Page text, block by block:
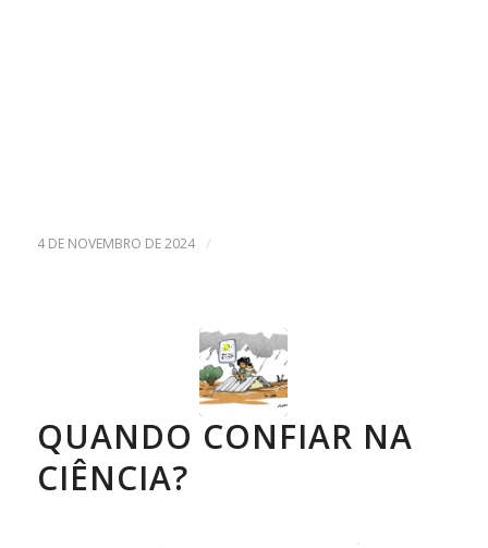
4 DE NOVEMBRO DE 2024 /
QUANDO CONFIAR NA
CIÊNCIA?